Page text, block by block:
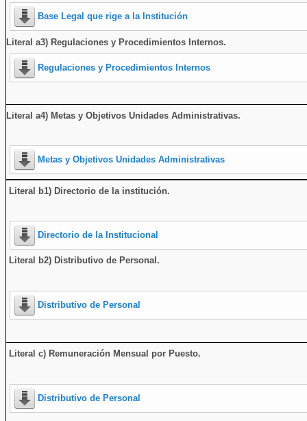
Base Legal que rige a la Institución
Literal a3) Regulaciones y Procedimientos Internos.
Regulaciones y Procedimientos Internos
Literal a4) Metas y Objetivos Unidades Administrativas.
Metas y Objetivos Unidades Administrativas
Literal b1) Directorio de la institución.
Directorio de la Institucional
Literal b2) Distributivo de Personal.
Distributivo de Personal
Literal c) Remuneración Mensual por Puesto.
Distributivo de Personal